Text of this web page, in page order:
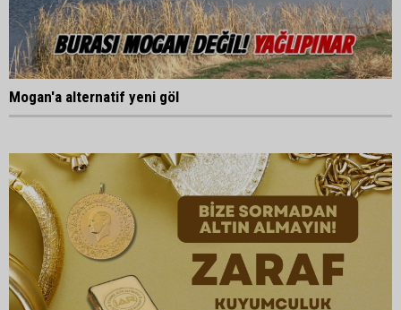
Mogan'a alternatif yeni göl